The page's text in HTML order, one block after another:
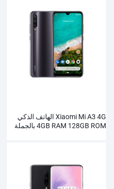
Xiaomi Mi A3 4G الهاتف الذكي
4GB RAM 128GB ROM بالجملة